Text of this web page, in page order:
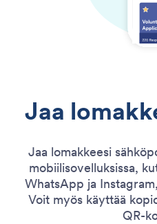
Jaa
Jaa lomakkeesi
mobiilisovelluksissa,
WhatsApp ja
Voit myös käyttää
QR-